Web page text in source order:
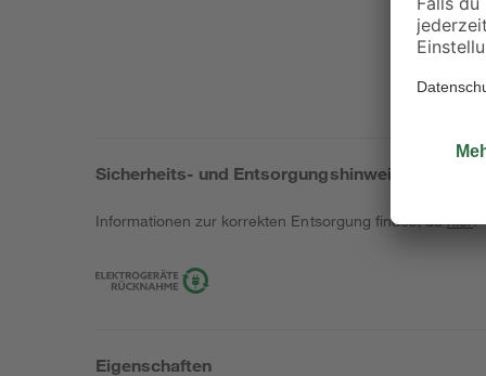
Sicherheits- und Entsorgungshinweise
Informationen zur korrekten Entsorgung findest duhier.
Eigenschaften